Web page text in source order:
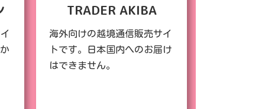
TRADER AKIBA
海外向けの越境通信販売サイ
トです。日本国内へのお届け
はできません。